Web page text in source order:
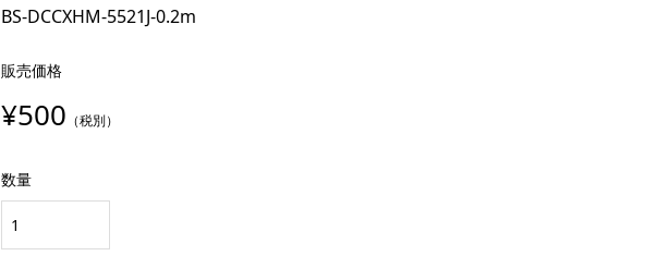
BS-DCCXHM-5521J-0.2m
販売価格
¥500 （税別）
数量